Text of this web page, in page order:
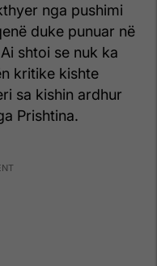
nga pushimi
duke punuar në
shtoi se nuk ka
kritike kishte
sa kishin ardhur
Prishtina.